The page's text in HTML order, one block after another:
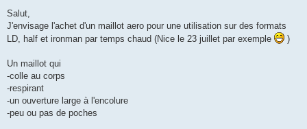
s
a
g
e
o
n
l
u
Salut,
J'envisage l'achet d'un maillot aero pour une utilisation sur des formats
LD, half et ironman par temps chaud (Nice le 23 juillet par exemple
)
Un maillot qui
-colle au corps
-respirant
-un ouverture large à l'encolure
-peu ou pas de poches